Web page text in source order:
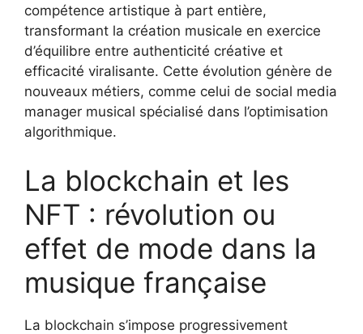
compétence artistique à part entière,
transformant la création musicale en exercice
d’équilibre entre authenticité créative et
efficacité viralisante. Cette évolution génère de
nouveaux métiers, comme celui de social media
manager musical spécialisé dans l’optimisation
algorithmique.
La blockchain et les
NFT : révolution ou
effet de mode dans la
musique française
La blockchain s’impose progressivement